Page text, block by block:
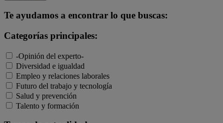
Te ayudamos a encontrar lo que buscas:
Categorías principales:
-Opinión del experto-
Diversidad e igualdad
Empleo y relaciones laborales
Futuro del trabajo y tecnología
Salud y prevención
Talento y formación